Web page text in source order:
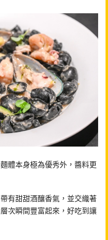
體本身極為優秀外，醬料更
有甜甜酒釀香氣，並交織著
次瞬間豐富起來，好吃到讓